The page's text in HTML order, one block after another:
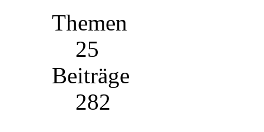
Themen
25
Beiträge
282